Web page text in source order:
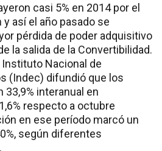
casi 5% en 2014 por el
así el año pasado se
pérdida de poder adquisitivo
la salida de la Convertibilidad.
Instituto Nacional de
(Indec) difundió que los
33,9% interanual en
respecto a octubre
en ese período marcó un
según diferentes